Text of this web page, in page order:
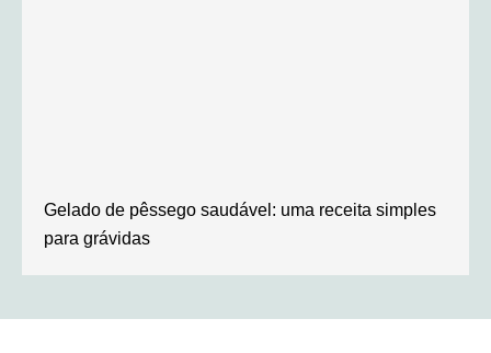
Gelado de pêssego saudável: uma receita simples
para grávidas